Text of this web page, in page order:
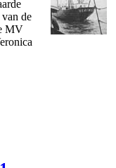
de
MV